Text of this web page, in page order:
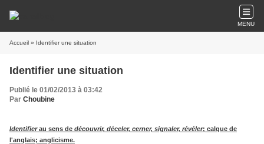
MENU
Accueil » Identifier une situation
Identifier une situation
Publié le 01/02/2013 à 03:42
Par Choubine
Identifierau sens de découvrir, déceler, cerner, signaler, révéler; calque de
l'anglais; anglicisme.